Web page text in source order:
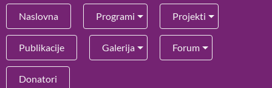
Naslovna Programi Projekti
Publikacije Galerija Forum
Donatori